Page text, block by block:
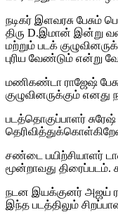
நடிகர் இளவரசு
திரு D.இமான் இன்று
மற்றும் படக்
புரிய வேண்டும் என்று
மணிகண்டா ராஜேஷ்
குழுவினருக்கும்
படத்தொகுப்பாளர்
சண்டை பயிற்சியாளர்
மூன்றாவது
நடன இயக்குனர் அஜய்
இந்த படத்திலும்